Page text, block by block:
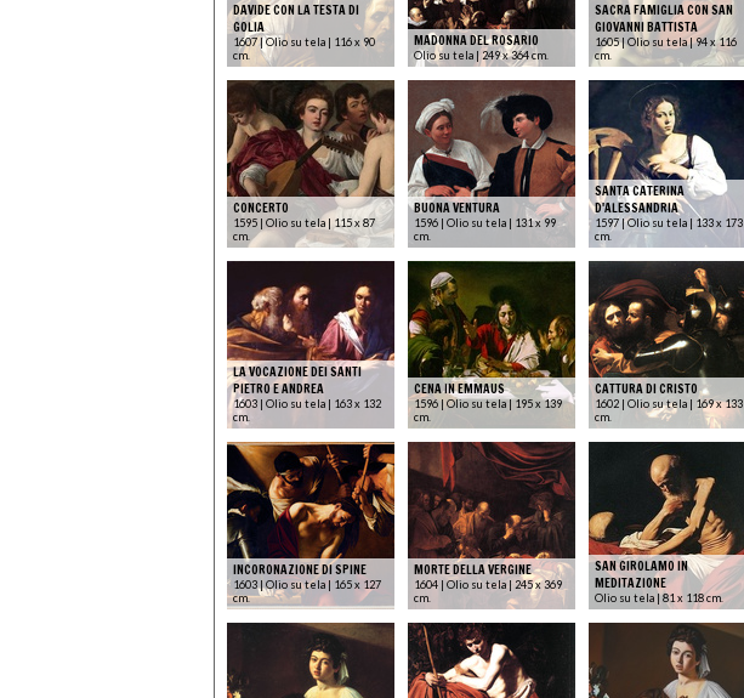
DAVIDE CON LA TESTA DI
GOLIA
1607 | Olio su tela | 116 x 90
cm.
MADONNA DEL ROSARIO
Olio su tela | 249 x 364 cm.
SACRA FAMIGLIA CON SAN
GIOVANNI BATTISTA
1605 | Olio su tela | 94 x 116
cm.
CONCERTO
1595 | Olio su tela | 115 x 87
cm.
BUONA VENTURA
1596 | Olio su tela | 131 x 99
cm.
SANTA CATERINA
D'ALESSANDRIA
1597 | Olio su tela | 133 x 173
cm.
LA VOCAZIONE DEI SANTI
PIETRO E ANDREA
1603 | Olio su tela | 163 x 132
cm.
CENA IN EMMAUS
1596 | Olio su tela | 195 x 139
cm.
CATTURA DI CRISTO
1602 | Olio su tela | 169 x 133
cm.
INCORONAZIONE DI SPINE
1603 | Olio su tela | 165 x 127
cm.
MORTE DELLA VERGINE
1604 | Olio su tela | 245 x 369
cm.
SAN GIROLAMO IN
MEDITAZIONE
Olio su tela | 81 x 118 cm.